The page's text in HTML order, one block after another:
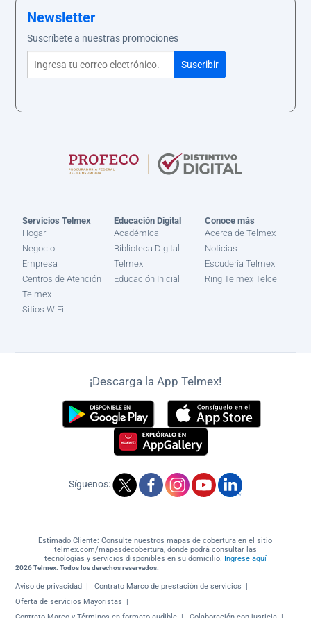
Newsletter
Suscríbete a nuestras promociones
Servicios Telmex
Hogar
Negocio
Empresa
Centros de Atención
Telmex
Sitios WiFi
Educación Digital
Académica
Biblioteca Digital
Telmex
Educación Inicial
Conoce más
Acerca de Telmex
Noticias
Escudería Telmex
Ring Telmex Telcel
¡Descarga la App Telmex!
Síguenos:
Estimado Cliente: Consulte nuestros mapas de cobertura en el sitio
telmex.com/mapasdecobertura, donde podrá consultar las
tecnologías y servicios disponibles en su domicilio. Ingrese aquí
2026 Telmex. Todos los derechos reservados.
Aviso de privacidad
Contrato Marco de prestación de servicios
Oferta de servicios Mayoristas